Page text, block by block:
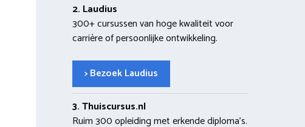
2. Laudius
300+ cursussen van hoge kwaliteit voor
carrière of persoonlijke ontwikkeling.
> Bezoek Laudius
3. Thuiscursus.nl
Ruim 300 opleiding met erkende diploma’s.